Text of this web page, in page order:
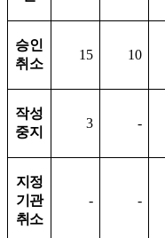
승인
취소
15 10
작성
중지
3 -
지정
기관
취소
- -